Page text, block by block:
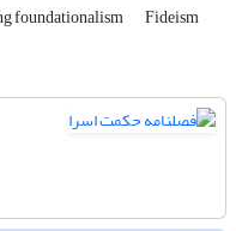
foundationalism Fideism